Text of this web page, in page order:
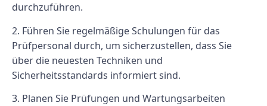
durchzuführen.
2. Führen Sie regelmäßige Schulungen für das
Prüfpersonal durch, um sicherzustellen, dass Sie
über die neuesten Techniken und
Sicherheitsstandards informiert sind.
3. Planen Sie Prüfungen und Wartungsarbeiten